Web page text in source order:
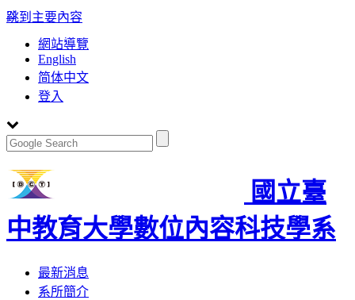
跳到主要內容
:::
網站導覽
English
简体中文
登入
國立臺
中教育大學數位內容科技學系
Toggle
navigation
最新消息
系所簡介